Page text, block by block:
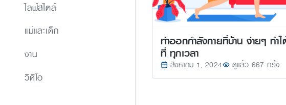
ไลฟ์สไตล์
แม่และเด็ก
งาน
วิดีโอ
ท่าออกกำลังกายที่บ้าน ง่ายๆ ทำ
ที่ ทุกเวลา
สิงหาคม 1, 2024 ดูแล้ว 667 ครั้ง